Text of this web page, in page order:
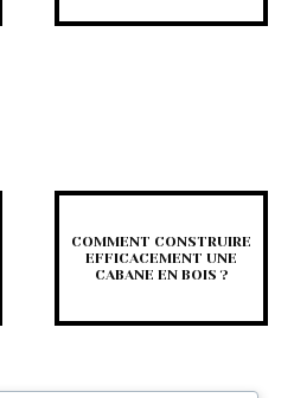
COMMENT CONSTRUIRE
EFFICACEMENT UNE
CABANE EN BOIS ?